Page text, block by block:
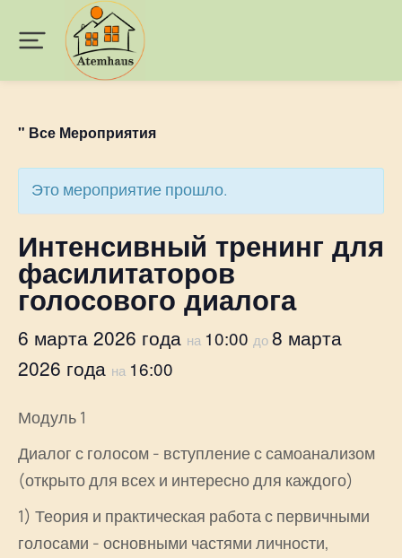
" Все Мероприятия
Это мероприятие прошло.
Интенсивный тренинг для
фасилитаторов
голосового диалога
6 марта 2026 года на 10:00 до8 марта
2026 года на 16:00
Модуль 1
Диалог с голосом - вступление с самоанализом
(открыто для всех и интересно для каждого)
1) Теория и практическая работа с первичными
голосами - основными частями личности,